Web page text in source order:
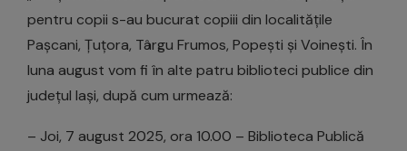
pentru copii s-au bucurat copiii din localitățile
Pașcani, Țuțora, Târgu Frumos, Popești și Voinești. În
luna august vom fi în alte patru biblioteci publice din
județul Iași, după cum urmează:
– Joi, 7 august 2025, ora 10.00 – Biblioteca Publică